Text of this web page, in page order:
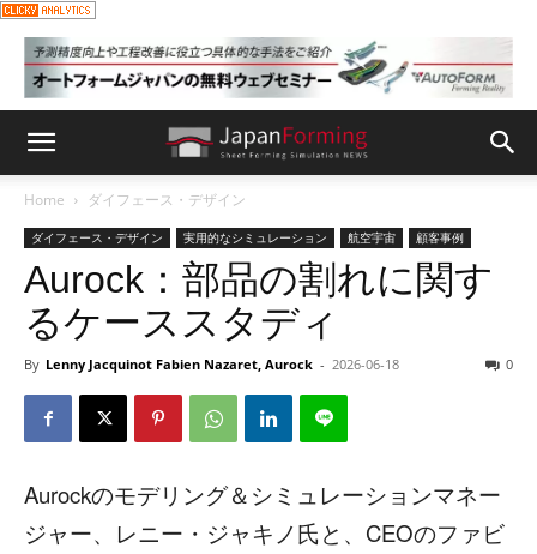
Home ダイフェース・デザイン
ダイフェース・デザイン 実用的なシミュレーション 航空宇宙 顧客事例
Aurock：部品の割れに関す
るケーススタディ
By Lenny Jacquinot Fabien Nazaret, Aurock - 2026-06-18 0
Aurockのモデリング＆シミュレーションマネー
ジャー、レニー・ジャキノ氏と、CEOのファビ